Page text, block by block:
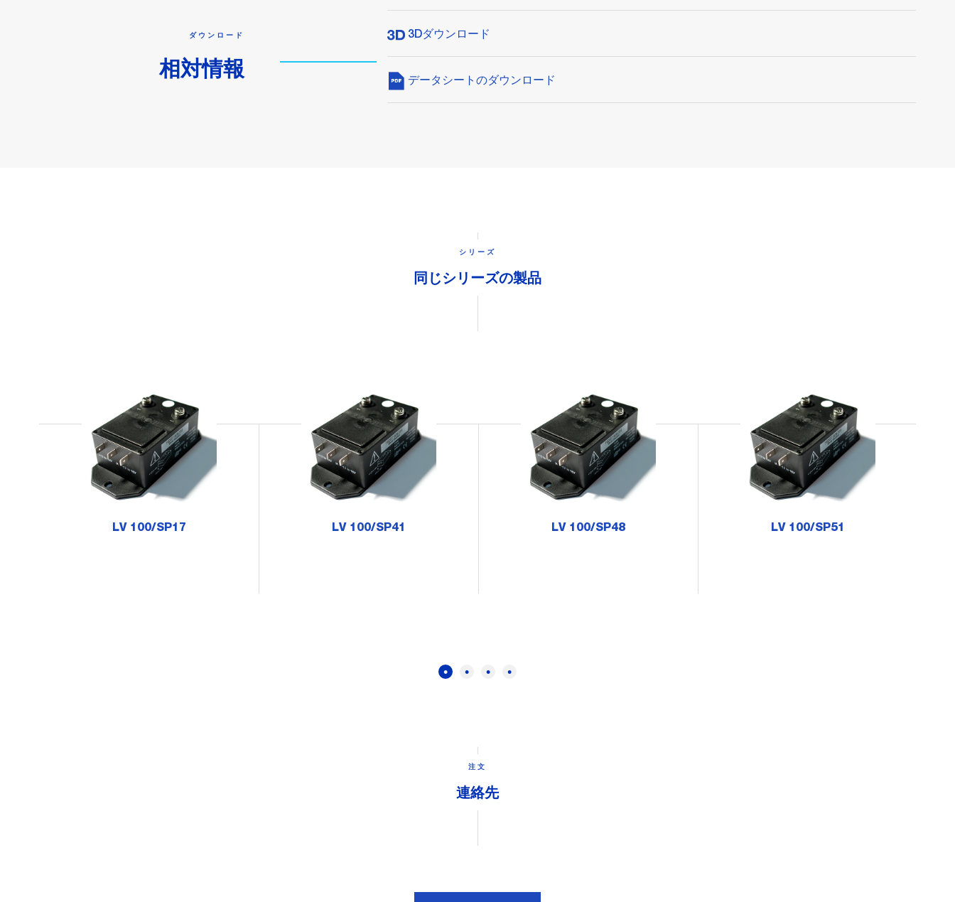
ダウンロード
相対情報
3Dダウンロード
データシートのダウンロード
シリーズ
同じシリーズの製品
LV 100/SP17 LV 100/SP41 LV 100/SP48 LV 100/SP51
注文
連絡先